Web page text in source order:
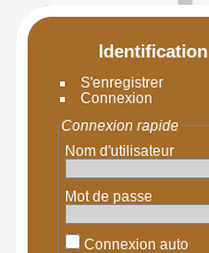
Identification
S'enregistrer
Connexion
Connexion rapide
Nom d'utilisateur
Mot de passe
Connexion auto